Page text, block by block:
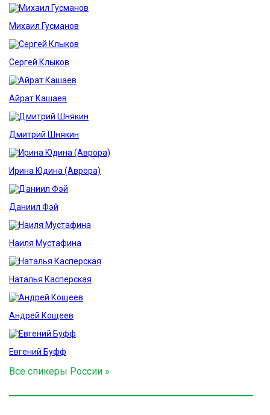
Михаил Гусманов
Сергей Клыков
Айрат Кашаев
Дмитрий Шнякин
Ирина Юдина (Аврора)
Даниил Фэй
Наиля Мустафина
Наталья Касперская
Андрей Кощеев
Евгений Буфф
Все спикеры России »